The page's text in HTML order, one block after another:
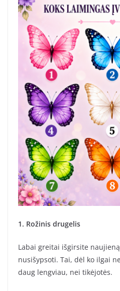
1. Rožinis drugelis
Labai greitai išgirsite
nusišypsoti. Tai, dėl ko ilgai
daug lengviau, nei tikėjotės.